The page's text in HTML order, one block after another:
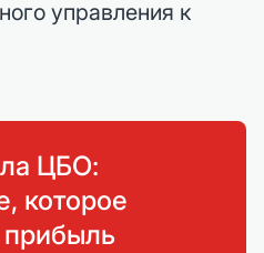
управления к
ЦБО:
которое
прибыль